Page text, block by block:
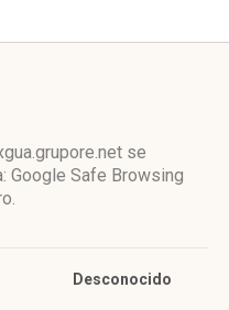
se
Google Safe Browsing
Desconocido